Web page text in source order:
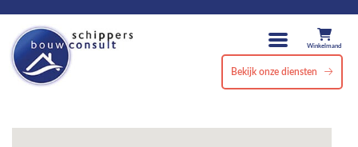
Winkelmand
Bekijk onze diensten